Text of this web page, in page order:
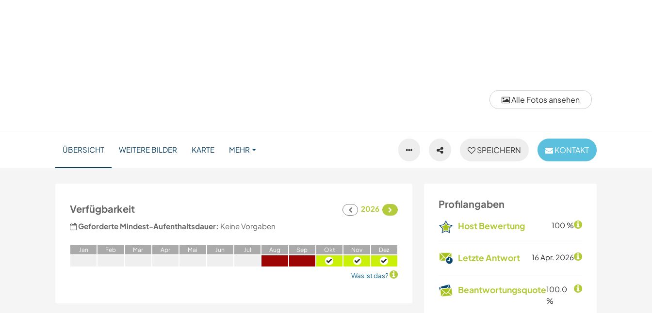
Alle Fotos ansehen
SPEICHERN KONTAKT
ÜBERSICHT WEITERE BILDER KARTE MEHR
Profilangaben
Host Bewertung 100 %
Letzte Antwort 16 Apr. 2026
Beantwortungsquote100.0
%
Verfügbarkeit
2026
Geforderte Mindest-Aufenthaltsdauer: Keine Vorgaben
Jan Feb Mär Apr Mai Jun Jul Aug Sep Okt Nov Dez
Was ist das?